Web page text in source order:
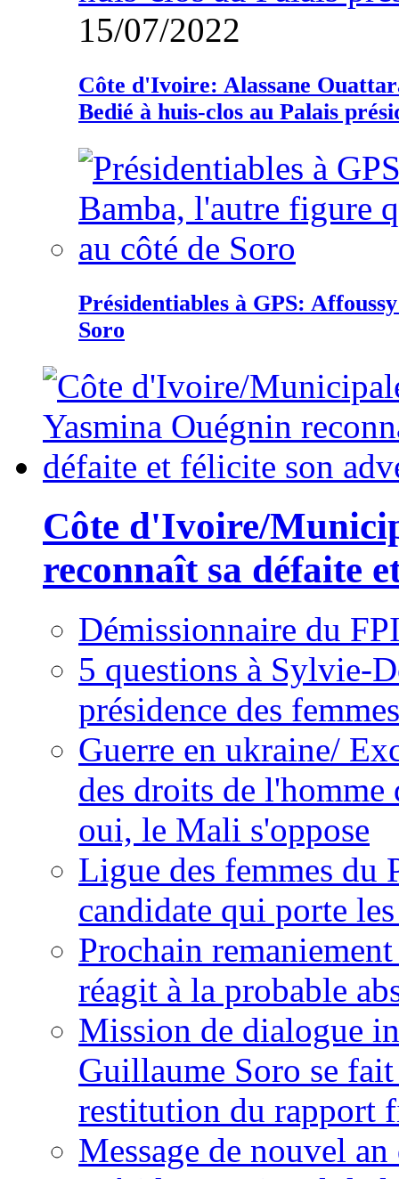
15/07/2022
Côte d'Ivoire: Alassane
Bedié à huis-clos au Palais
Présidentiables à GPS:
Soro
Côte d'Ivoire/
reconnaît sa défaite
Démissionnaire du
5 questions à Sylvie-
présidence des
Guerre en ukraine/
des droits de
oui, le Mali s'oppose
Ligue des femmes du
candidate qui porte
Prochain
réagit à la probable
Mission de dialogue
Guillaume Soro se
restitution du rapport
Message de nouvel